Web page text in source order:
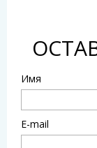
Имя
E-mail